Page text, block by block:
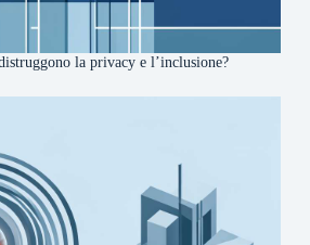
la privacy e l’inclusione?